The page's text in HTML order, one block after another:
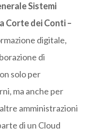
Sistemi
Corte dei Conti –
digitale,
di
solo per
ma anche per
amministrazioni
di un Cloud